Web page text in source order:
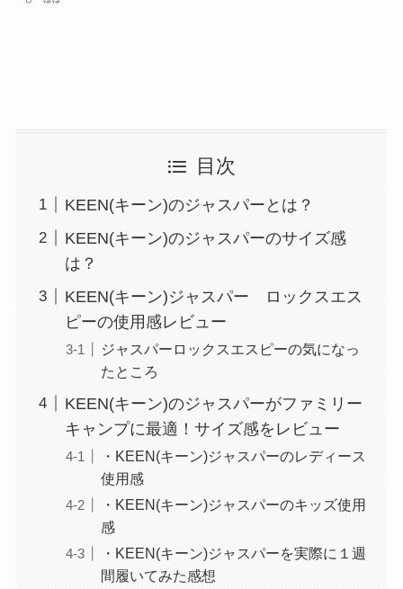
目次
KEEN(キーン)のジャスパーとは？
KEEN(キーン)のジャスパーのサイズ感
は？
KEEN(キーン)ジャスパー ロックスエス
ピーの使用感レビュー
ジャスパーロックスエスピーの気になっ
たところ
KEEN(キーン)のジャスパーがファミリー
キャンプに最適！サイズ感をレビュー
・KEEN(キーン)ジャスパーのレディース
使用感
・KEEN(キーン)ジャスパーのキッズ使用
感
・KEEN(キーン)ジャスパーを実際に１週
間履いてみた感想